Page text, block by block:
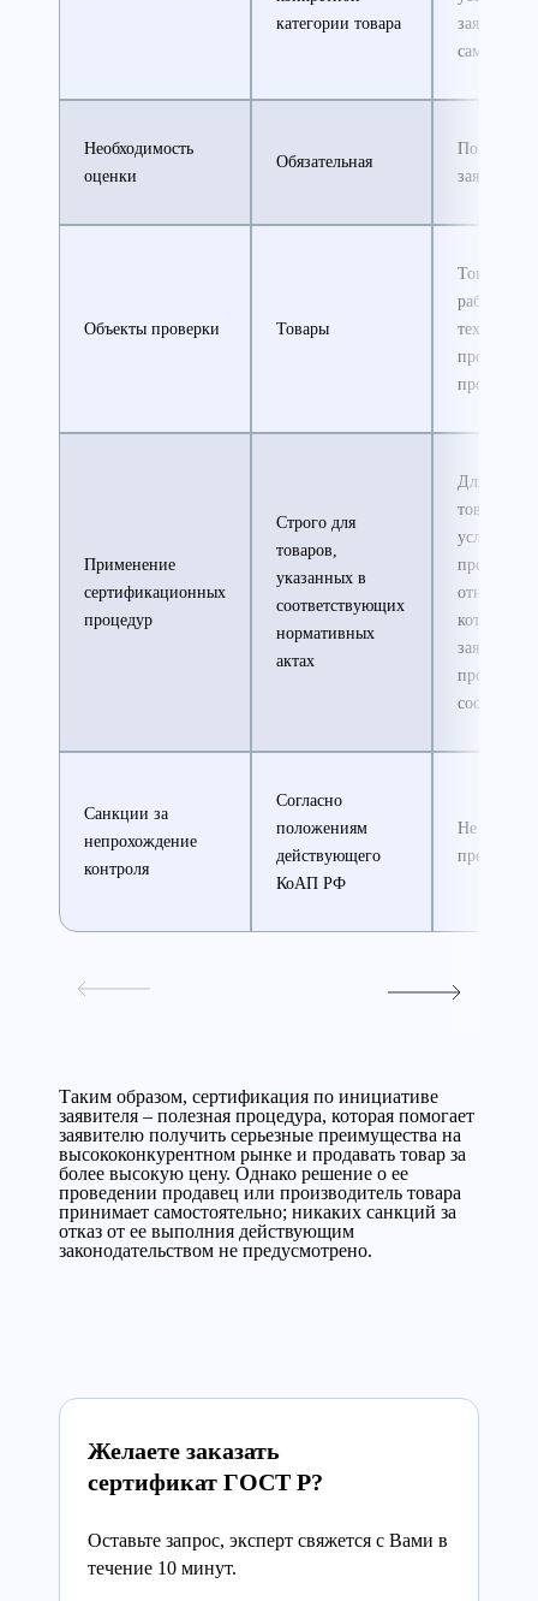
категории товара
заявителем
Необходимость
оценки
Обязательная
По
заявителя
Объекты проверки Товары
Товары,
работы,
процессы
проч.
Применение
сертификационных
процедур
Строго для
товаров,
указанных в
соответствующих
нормативных
актах
Для любых
товаров,
услуг,
которых
заявитель
провести
Санкции за
непрохождение
контроля
Согласно
положениям
действующего
КоАП РФ
Не
Таким образом, сертификация по инициативе
заявителя – полезная процедура, которая помогает
заявителю получить серьезные преимущества на
высококонкурентном рынке и продавать товар за
более высокую цену. Однако решение о ее
проведении продавец или производитель товара
принимает самостоятельно; никаких санкций за
отказ от ее выполния действующим
законодательством не предусмотрено.
Желаете заказать
сертификат ГОСТ Р?
Оставьте запрос, эксперт свяжется с Вами в
течение 10 минут.